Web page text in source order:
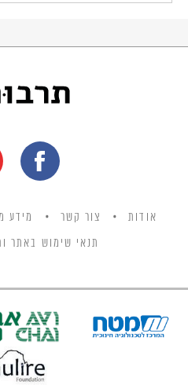
אודות צור קשר מידע
תנאי שימוש באתר